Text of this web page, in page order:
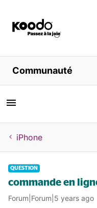
Magasiner
Libre service
Aide
Communauté
iPhone
QUESTION
commande en
Forum|Forum|5 years ago